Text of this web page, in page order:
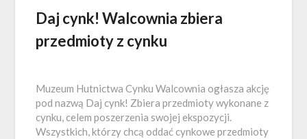
Daj cynk! Walcownia zbiera
przedmioty z cynku
Muzeum Hutnictwa Cynku Walcownia ogłasza akcję
pod nazwą Daj cynk! Zbiera przedmioty wykonane z
cynku, celem poszerzenia swojej ekspozycji.
Wszystkich, którzy chcą oddać cynkowe przedmioty